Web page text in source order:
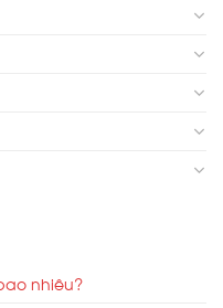
nhiêu?